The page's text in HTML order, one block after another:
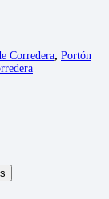
Corredera, Portón